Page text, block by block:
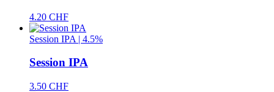
4.20 CHF
Session IPA | 4.5%
Session IPA
3.50 CHF